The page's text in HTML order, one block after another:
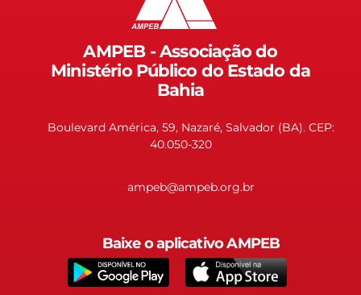
AMPEB - Associação do
Ministério Público do Estado da
Bahia
Boulevard América, 59, Nazaré, Salvador (BA). CEP:
40.050-320
ampeb@ampeb.org.br
Baixe o aplicativo AMPEB